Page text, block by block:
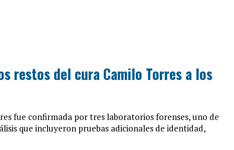
restos del cura Camilo Torres a los
fue confirmada por tres laboratorios forenses, uno de
que incluyeron pruebas adicionales de identidad,